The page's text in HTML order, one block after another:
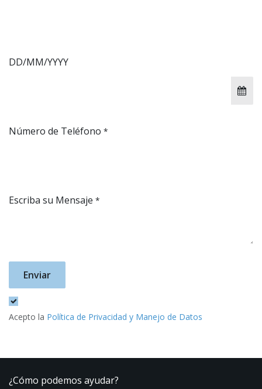
DD/MM/YYYY
Número de Teléfono *
Escriba su Mensaje *
Enviar
Acepto la Política de Privacidad y Manejo de Datos
¿Cómo podemos ayudar?